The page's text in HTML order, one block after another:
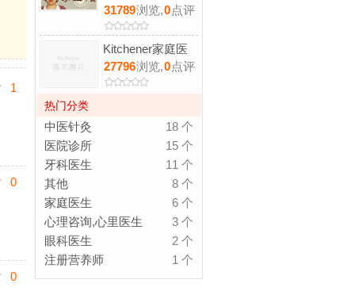
1
0
0
31789浏览,0点评
Kitchener家庭医
27796浏览,0点评
热门分类
18 个
中医针灸
15 个
医院诊所
11 个
牙科医生
8 个
其他
6 个
家庭医生
3 个
心理咨询,心里医生
2 个
眼科医生
1 个
注册营养师